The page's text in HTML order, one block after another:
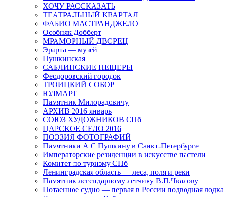
ХОЧУ РАССКАЗАТЬ
ТЕАТРАЛЬНЫЙ КВАРТАЛ
ФАБИО МАСТРАНДЖЕЛО
Особняк Добберт
МРАМОРНЫЙ ДВОРЕЦ
Эрарта — музей
Пушкинская
САБЛИНСКИЕ ПЕЩЕРЫ
Феодоровский городок
ТРОИЦКИЙ СОБОР
ЮЛМАРТ
Памятник Милорадовичу
АРХИВ 2016 январь
СОЮЗ ХУДОЖНИКОВ СПб
ЦАРСКОЕ СЕЛО 2016
ПОЭЗИЯ ФОТОГРАФИЙ
Памятники А.С.Пушкину в Санкт-Петербурге
Императорские резиденции в искусстве пастели
Комитет по туризму СПб
Ленинградская область — леса, поля и реки
Памятник легендарному летчику В.П.Чкалову
Потаенное судно — первая в России подводная лодка